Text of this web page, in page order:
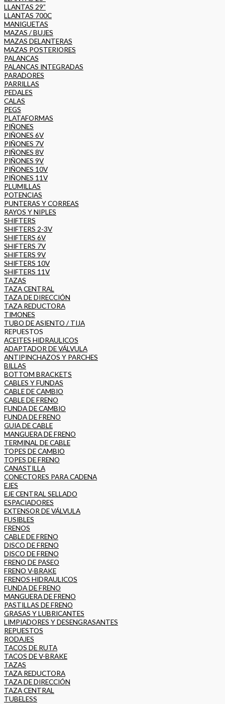
LLANTAS 29”
LLANTAS 700C
MANIGUETAS
MAZAS / BUJES
MAZAS DELANTERAS
MAZAS POSTERIORES
PALANCAS
PALANCAS INTEGRADAS
PARADORES
PARRILLAS
PEDALES
CALAS
PEGS
PLATAFORMAS
PIÑONES
PIÑONES 6V
PIÑONES 7V
PIÑONES 8V
PIÑONES 9V
PIÑONES 10V
PIÑONES 11V
PLUMILLAS
POTENCIAS
PUNTERAS Y CORREAS
RAYOS Y NIPLES
SHIFTERS
SHIFTERS 2-3V
SHIFTERS 6V
SHIFTERS 7V
SHIFTERS 9V
SHIFTERS 10V
SHIFTERS 11V
TAZAS
TAZA CENTRAL
TAZA DE DIRECCIÓN
TAZA REDUCTORA
TIMONES
TUBO DE ASIENTO / TIJA
REPUESTOS
ACEITES HIDRAULICOS
ADAPTADOR DE VÁLVULA
ANTIPINCHAZOS Y PARCHES
BILLAS
BOTTOM BRACKETS
CABLES Y FUNDAS
CABLE DE CAMBIO
CABLE DE FRENO
FUNDA DE CAMBIO
FUNDA DE FRENO
GUIA DE CABLE
MANGUERA DE FRENO
TERMINAL DE CABLE
TOPES DE CAMBIO
TOPES DE FRENO
CANASTILLA
CONECTORES PARA CADENA
EJES
EJE CENTRAL SELLADO
ESPACIADORES
EXTENSOR DE VÁLVULA
FUSIBLES
FRENOS
CABLE DE FRENO
DISCO DE FRENO
DISCO DE FRENO
FRENO DE PASEO
FRENO V-BRAKE
FRENOS HIDRAULICOS
FUNDA DE FRENO
MANGUERA DE FRENO
PASTILLAS DE FRENO
GRASAS Y LUBRICANTES
LIMPIADORES Y DESENGRASANTES
REPUESTOS
RODAJES
TACOS DE RUTA
TACOS DE V-BRAKE
TAZAS
TAZA REDUCTORA
TAZA DE DIRECCIÓN
TAZA CENTRAL
TUBELESS